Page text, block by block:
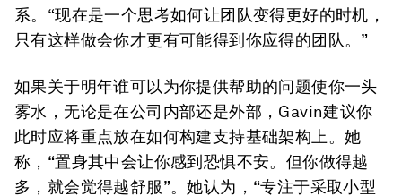
系。“现在是一个思考如何让团队变得更好的时机，
只有这样做会你才更有可能得到你应得的团队。”
如果关于明年谁可以为你提供帮助的问题使你一头
雾水，无论是在公司内部还是外部，Gavin建议你
此时应将重点放在如何构建支持基础架构上。她
称，“置身其中会让你感到恐惧不安。但你做得越
多，就会觉得越舒服”。她认为，“专注于采取小型